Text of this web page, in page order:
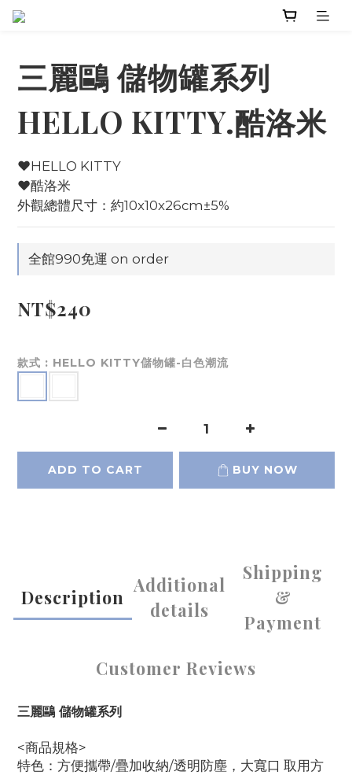
三麗鷗 儲物罐系列
HELLO KITTY.酷洛米
♥HELLO KITTY
♥酷洛米
外觀總體尺寸：約10x10x26cm±5%
全館990免運 on order
NT$240
款式 : HELLO KITTY儲物罐-白色潮流
ADD TO CART BUY NOW
Description
Additional
details
Shipping
&
Payment
Customer Reviews
三麗鷗 儲物罐系列
<商品規格>
特色：方便攜帶/疊加收納/透明防塵，大寬口 取用方